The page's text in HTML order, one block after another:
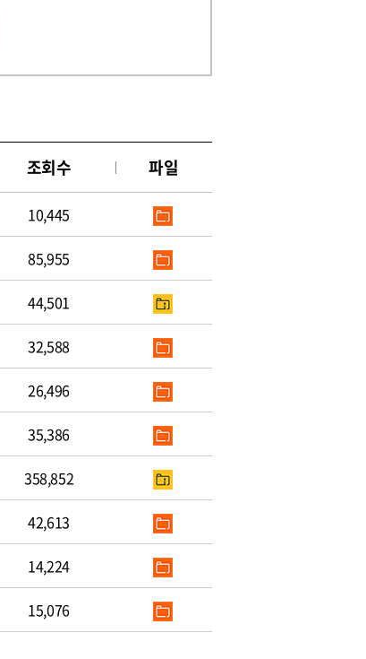
조회수 파일
10,445
85,955
44,501
32,588
26,496
35,386
358,852
42,613
14,224
15,076